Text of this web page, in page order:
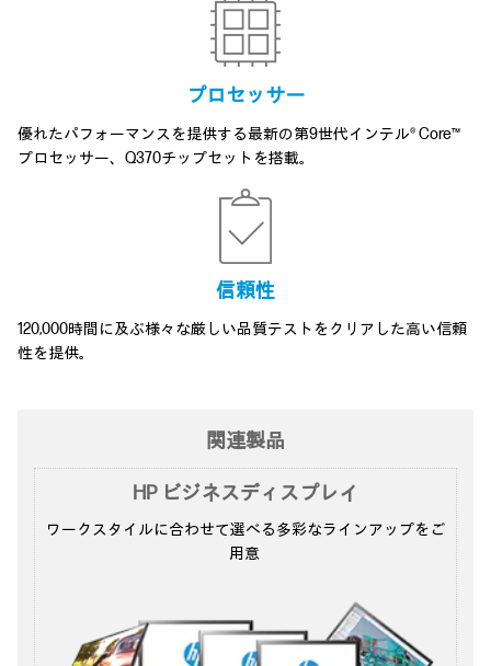
プロセッサー
優れたパフォーマンスを提供する最新の第9世代インテル® Core™
プロセッサー、Q370チップセットを搭載。
信頼性
120,000時間に及ぶ様々な厳しい品質テストをクリアした高い信頼
性を提供。
関連製品
HP ビジネスディスプレイ
ワークスタイルに合わせて選べる多彩なラインアップをご
用意